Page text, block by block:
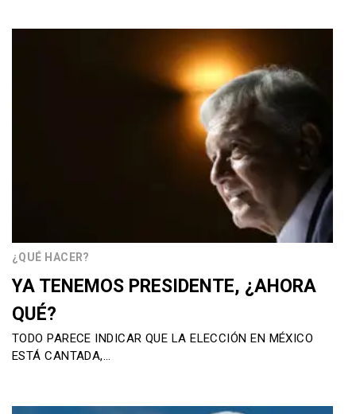
¿QUÉ HACER?
YA TENEMOS PRESIDENTE, ¿AHORA
QUÉ?
TODO PARECE INDICAR QUE LA ELECCIÓN EN MÉXICO
ESTÁ CANTADA,…